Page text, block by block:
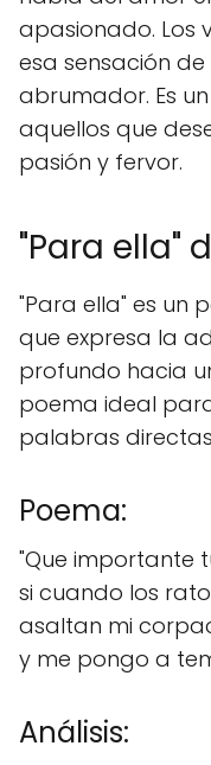
apasionado. Los
esa sensación
abrumador. Es
aquellos que
pasión y fervor.
"Para ella"
"Para ella" es un
que expresa la
profundo hacia
poema ideal
palabras
Poema:
"Que importante
si cuando los
asaltan mi
y me pongo a
Análisis: